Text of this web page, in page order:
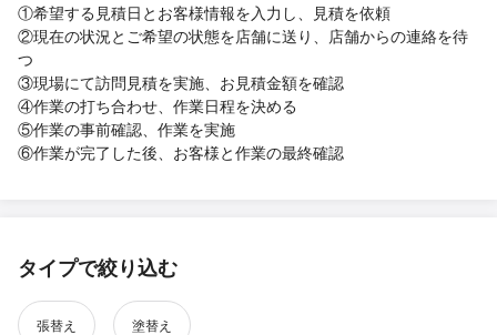
①希望する見積日とお客様情報を入力し、見積を依頼
②現在の状況とご希望の状態を店舗に送り、店舗からの連絡を待
つ
③現場にて訪問見積を実施、お見積金額を確認
④作業の打ち合わせ、作業日程を決める
⑤作業の事前確認、作業を実施
⑥作業が完了した後、お客様と作業の最終確認
タイプで絞り込む
張替え 塗替え